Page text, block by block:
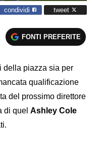
condividi tweet
FONTI PREFERITE
della piazza sia per
qualificazione
del prossimo direttore
di quel Ashley Cole